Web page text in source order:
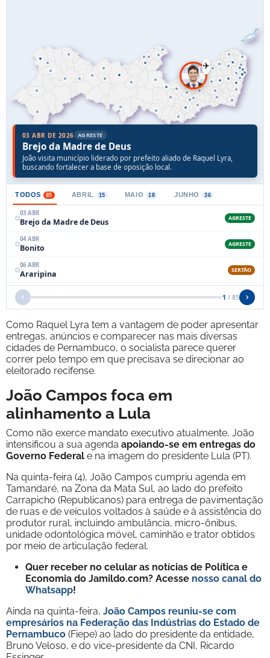
Como Raquel Lyra tem a vantagem de poder apresentar
entregas, anúncios e comparecer nas mais diversas
cidades de Pernambuco, o socialista parece querer
correr pelo tempo em que precisava se direcionar ao
eleitorado recifense.
João Campos foca em
alinhamento a Lula
Como não exerce mandato executivo atualmente, João
intensificou a sua agenda apoiando-se em entregas do
Governo Federal e na imagem do presidente Lula (PT).
Na quinta-feira (4), João Campos cumpriu agenda em
Tamandaré, na Zona da Mata Sul, ao lado do prefeito
Carrapicho (Republicanos) para entrega de pavimentação
de ruas e de veículos voltados à saúde e à assistência do
produtor rural, incluindo ambulância, micro-ônibus,
unidade odontológica móvel, caminhão e trator obtidos
por meio de articulação federal.
Quer receber no celular as notícias de Política e
Economia do Jamildo.com? Acesse nosso canal do
Whatsapp!
Ainda na quinta-feira, João Campos reuniu-se com
empresários na Federação das Indústrias do Estado de
Pernambuco (Fiepe) ao lado do presidente da entidade,
Bruno Veloso, e do vice-presidente da CNI, Ricardo